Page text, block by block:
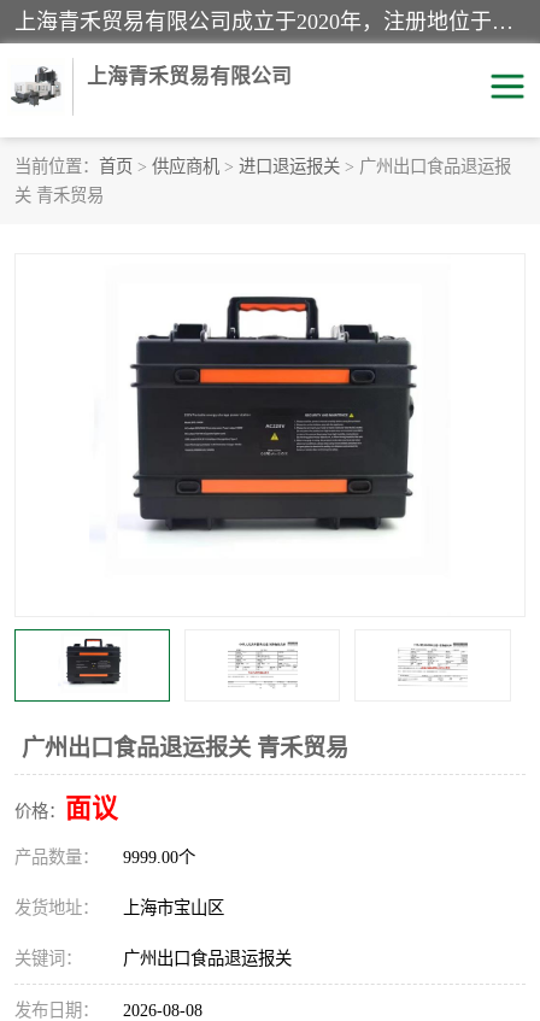
上海青禾贸易有限公司成立于2020年，注册地位于上海市宝山区。经营范围包括：机械设备、五金制品、劳防用品、电子产品、塑胶制品、家具、模具、纺织品、仪器仪表、建筑材料、装饰材料、化工产品、金属制品、机车配件等货物进出口报关、清关服务。
上海青禾贸易有限公司
当前位置： 首页 > 供应商机 > 进口退运报关 > 广州出口食品退运报
关 青禾贸易
广州出口食品退运报关 青禾贸易
价格： 面议
产品数量： 9999.00个
发货地址： 上海市宝山区
关键词： 广州出口食品退运报关
发布日期： 2026-08-08
酒类饮料报关
进口杂货清关
家用电器报关 机床进口清关
国际灯具清关